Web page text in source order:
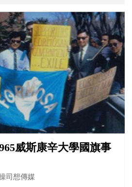
威斯康辛大學國旗事
司想傳媒